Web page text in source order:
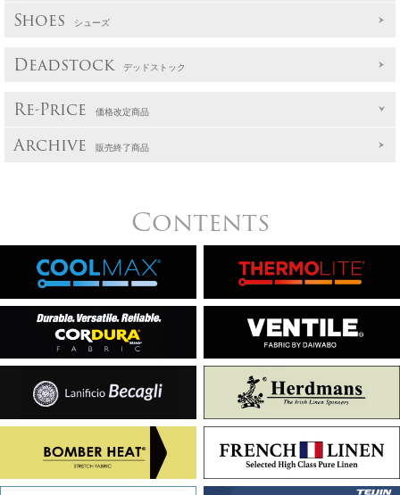
Shoes シューズ
Deadstock デッドストック
Re-Price 価格改定商品
Archive 販売終了商品
Contents